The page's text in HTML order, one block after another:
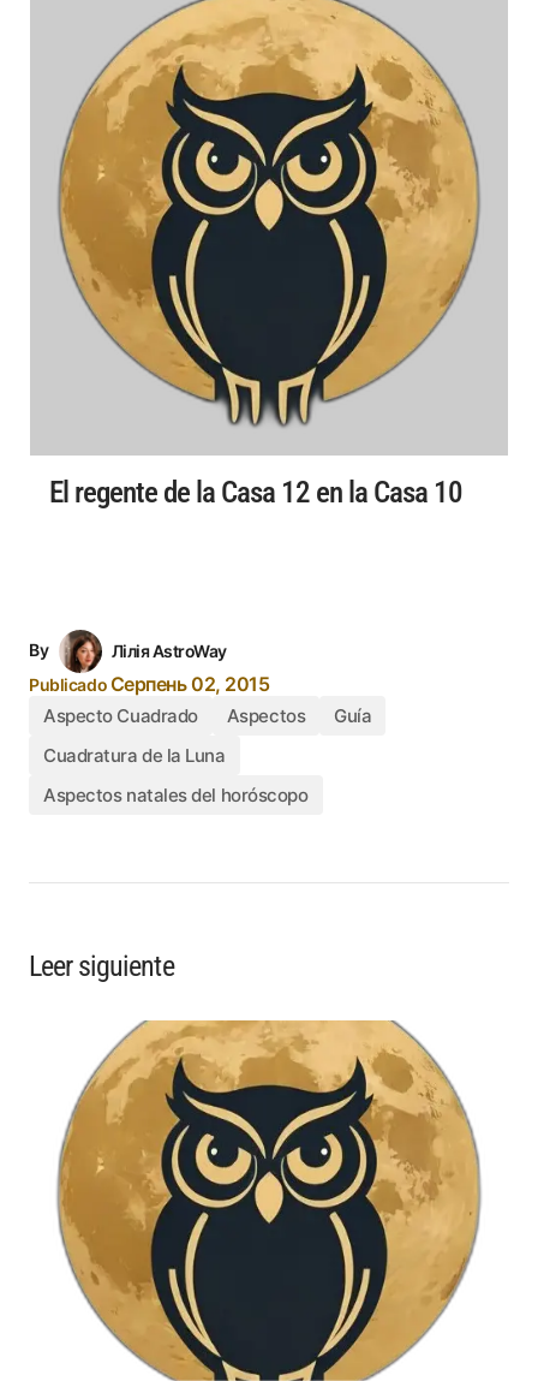
El regente de la Casa 12 en la Casa 10
By
Лілія AstroWay
PublicadoСерпень 02, 2015
Aspecto Cuadrado Aspectos
Guía
Cuadratura de la Luna
Aspectos natales del horóscopo
Leer siguiente